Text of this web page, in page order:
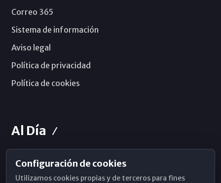
Correo 365
Sistema de información
Aviso legal
Política de privacidad
Política de cookies
Al Día
Horarios de Misa
Configuración de cookies
Utilizamos cookies propias y de terceros para fines